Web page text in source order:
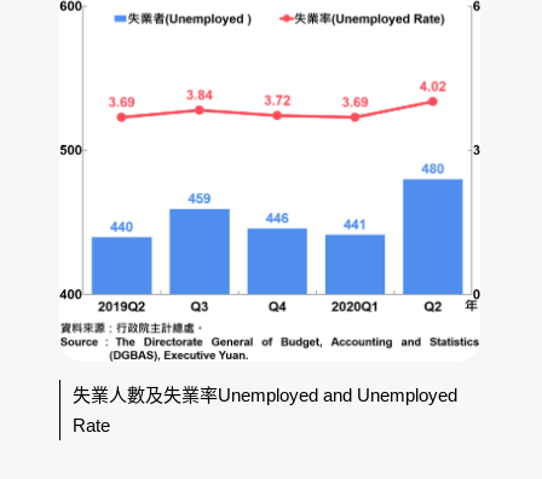
失業人數及失業率Unemployed and Unemployed
Rate